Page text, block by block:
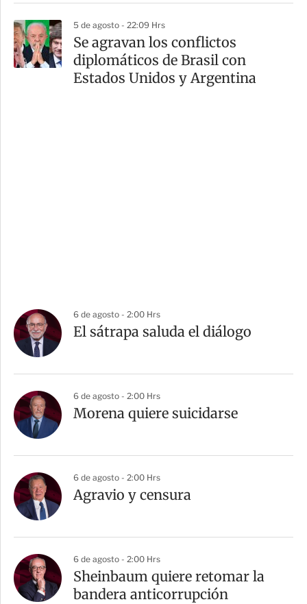
5 de agosto - 22:09 Hrs
Se agravan los conflictos
diplomáticos de Brasil con
Estados Unidos y Argentina
6 de agosto - 2:00 Hrs
El sátrapa saluda el diálogo
6 de agosto - 2:00 Hrs
Morena quiere suicidarse
6 de agosto - 2:00 Hrs
Agravio y censura
6 de agosto - 2:00 Hrs
Sheinbaum quiere retomar la
bandera anticorrupción